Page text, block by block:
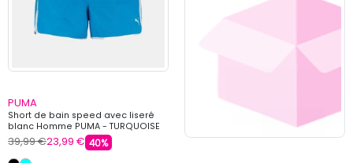
PUMA
Short de bain speed avec liseré
blanc Homme PUMA - TURQUOISE
39,99 €23,99 € 40%